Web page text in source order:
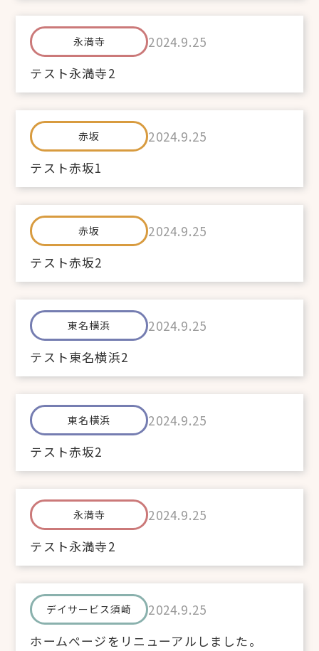
永満寺
2024.9.25
テスト永満寺2
赤坂
2024.9.25
テスト赤坂1
赤坂
2024.9.25
テスト赤坂2
東名横浜
2024.9.25
テスト東名横浜2
東名横浜
2024.9.25
テスト赤坂2
永満寺
2024.9.25
テスト永満寺2
デイサービス須崎
2024.9.25
ホームぺージをリニューアルしました。